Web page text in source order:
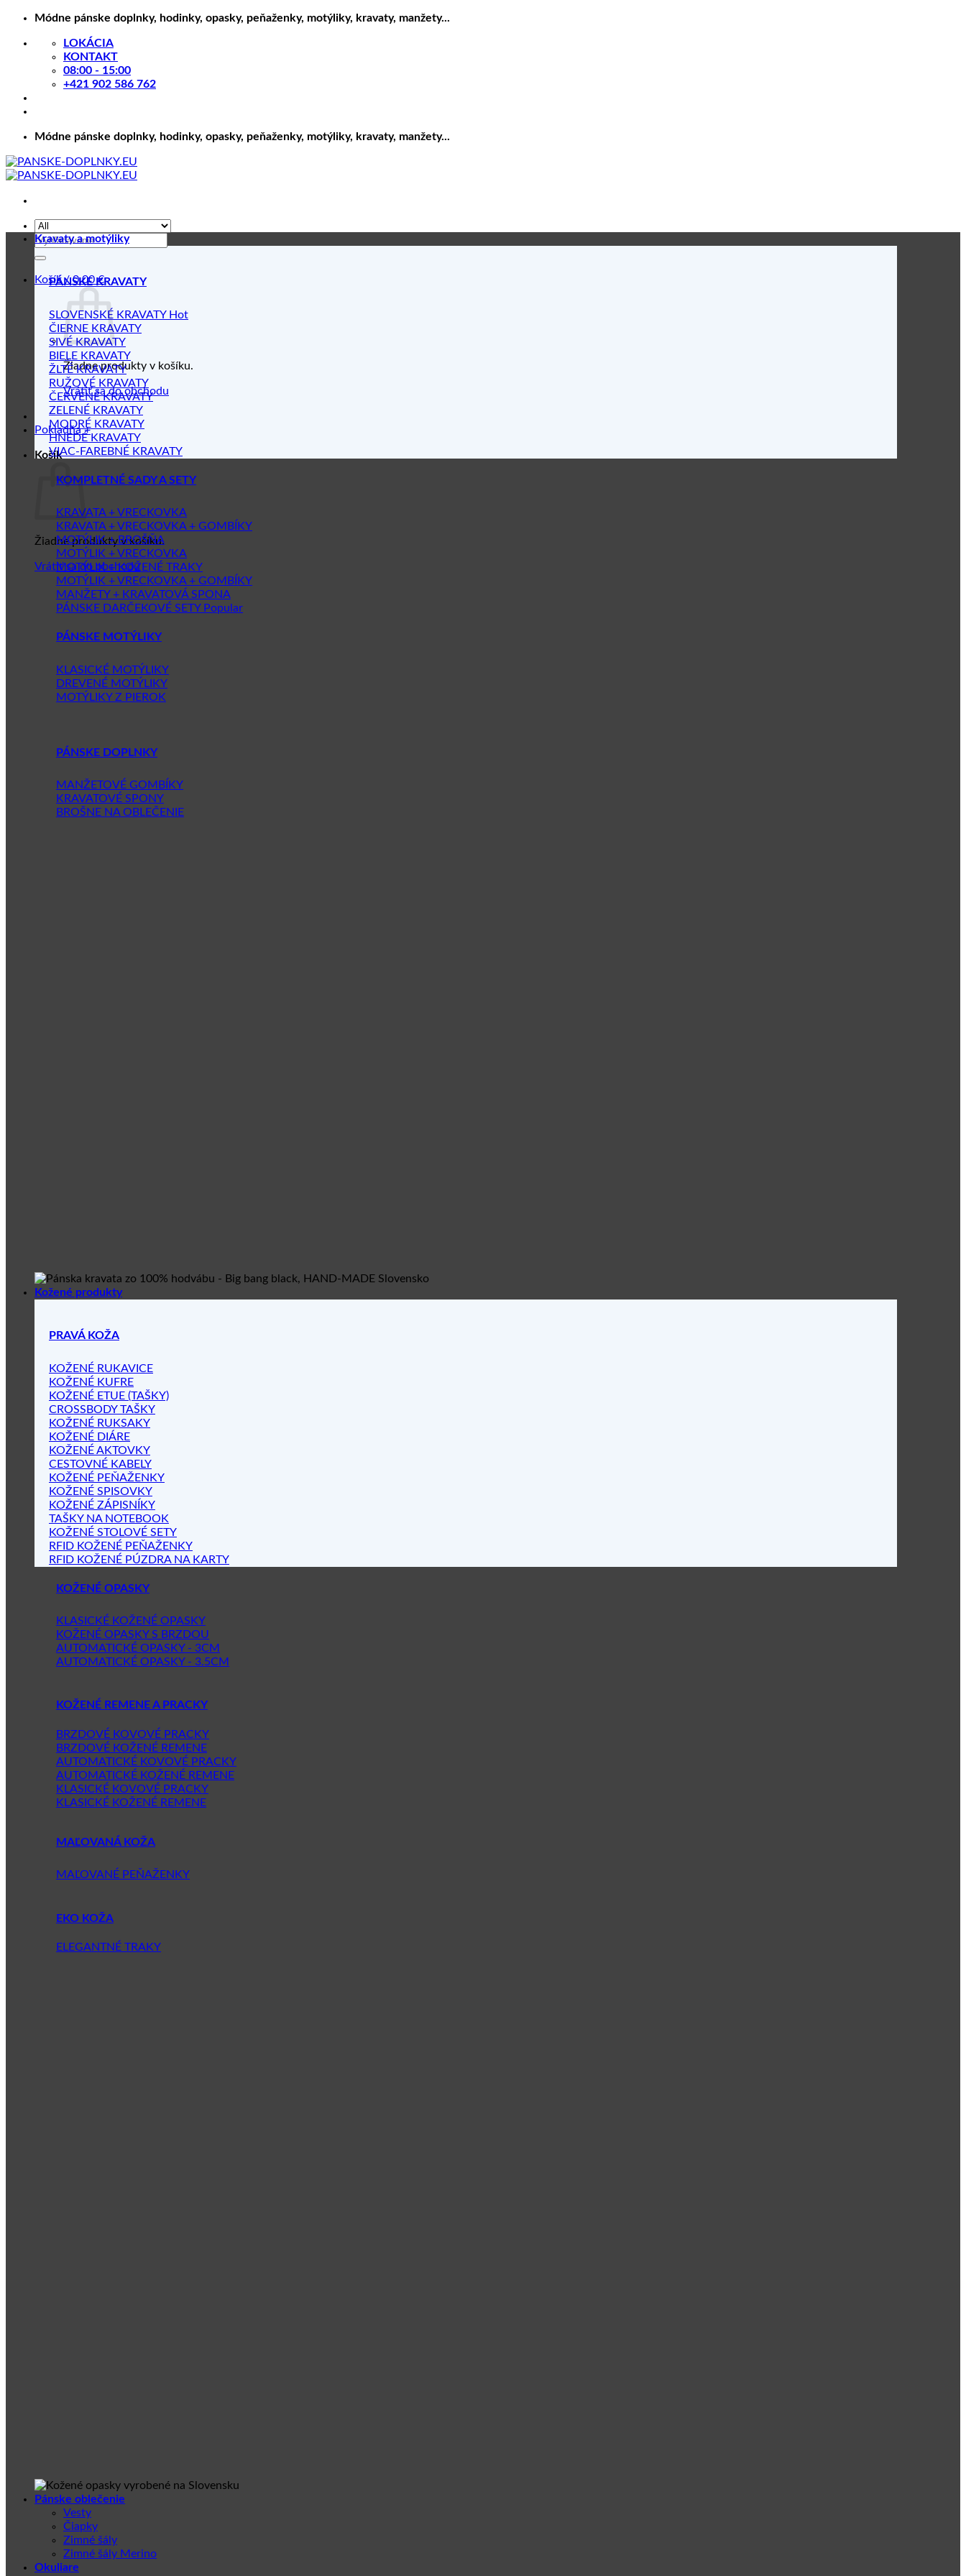
Skip
content
Módne pánske doplnky, hodinky, opasky, peňaženky, motýliky, kravaty, manžety...
LOKÁCIA
KONTAKT
08:00 - 15:00
+421 902 586 762
Módne pánske doplnky, hodinky, opasky, peňaženky, motýliky, kravaty, manžety...
Hľadať:
Košík /0.00€
Žiadne produkty v košíku.
Vrátiť sa do obchodu
Pokladňa +
Košík
Žiadne produkty v košíku.
Vrátiť sa do obchodu
Kravaty a motýliky
PÁNSKE KRAVATY
SLOVENSKÉ KRAVATY
ČIERNE KRAVATY
SIVÉ KRAVATY
BIELE KRAVATY
ŽLTÉ KRAVATY
RUŽOVÉ KRAVATY
ČERVENÉ KRAVATY
ZELENÉ KRAVATY
MODRÉ KRAVATY
HNEDÉ KRAVATY
VIAC-FAREBNÉ KRAVATY
KOMPLETNÉ SADY A SETY
KRAVATA + VRECKOVKA
KRAVATA + VRECKOVKA + GOMBÍKY
MOTÝLIK + BROŠŇA
MOTÝLIK + VRECKOVKA
MOTÝLIK + KOŽENÉ TRAKY
MOTÝLIK + VRECKOVKA + GOMBÍKY
MANŽETY + KRAVATOVÁ SPONA
PÁNSKE DARČEKOVÉ SETY
PÁNSKE MOTÝLIKY
KLASICKÉ MOTÝLIKY
DREVENÉ MOTÝLIKY
MOTÝLIKY Z PIEROK
PÁNSKE DOPLNKY
MANŽETOVÉ GOMBÍKY
KRAVATOVÉ SPONY
BROŠNE NA OBLEČENIE
Kožené produkty
PRAVÁ KOŽA
KOŽENÉ RUKAVICE
KOŽENÉ KUFRE
KOŽENÉ ETUE (TAŠKY)
CROSSBODY TAŠKY
KOŽENÉ RUKSAKY
KOŽENÉ DIÁRE
KOŽENÉ AKTOVKY
CESTOVNÉ KABELY
KOŽENÉ PEŇAŽENKY
KOŽENÉ SPISOVKY
KOŽENÉ ZÁPISNÍKY
TAŠKY NA NOTEBOOK
KOŽENÉ STOLOVÉ SETY
RFID KOŽENÉ PEŇAŽENKY
RFID KOŽENÉ PÚZDRA NA KARTY
KOŽENÉ OPASKY
KLASICKÉ KOŽENÉ OPASKY
KOŽENÉ OPASKY S BRZDOU
AUTOMATICKÉ OPASKY - 3CM
AUTOMATICKÉ OPASKY - 3.5CM
KOŽENÉ REMENE A PRACKY
BRZDOVÉ KOVOVÉ PRACKY
BRZDOVÉ KOŽENÉ REMENE
AUTOMATICKÉ KOVOVÉ PRACKY
AUTOMATICKÉ KOŽENÉ REMENE
KLASICKÉ KOVOVÉ PRACKY
KLASICKÉ KOŽENÉ REMENE
MAĽOVANÁ KOŽA
MAĽOVANÉ PEŇAŽENKY
EKO KOŽA
ELEGANTNÉ TRAKY
Pánske oblečenie
Vesty
Čiapky
Zimné šály
Zimné šály Merino
Okuliare